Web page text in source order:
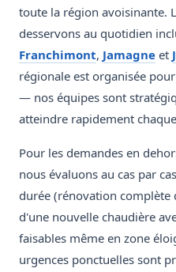
toute la région avoisinante.
desservons au quotidien
Franchimont, Jamagne et
régionale est organisée
— nos équipes sont
atteindre rapidement
Pour les demandes en
nous évaluons au cas par
durée (rénovation complète
d'une nouvelle chaudière
faisables même en zone
urgences ponctuelles sont